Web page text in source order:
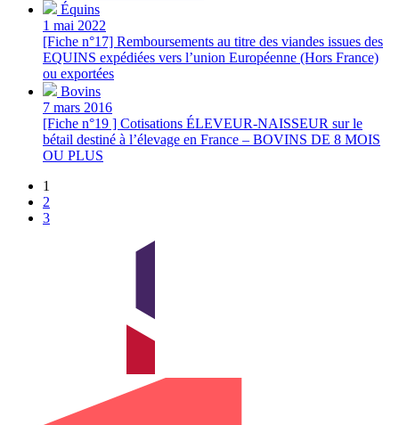
Équins
1 mai 2022
[Fiche n°17] Remboursements au titre des viandes issues des
EQUINS expédiées vers l’union Européenne (Hors France)
ou exportées
Bovins
7 mars 2016
[Fiche n°19 ] Cotisations ÉLEVEUR-NAISSEUR sur le
bétail destiné à l’élevage en France – BOVINS DE 8 MOIS
OU PLUS
1
2
3